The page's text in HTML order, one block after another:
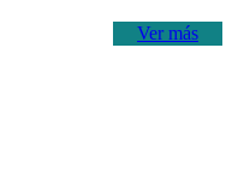
Ver más